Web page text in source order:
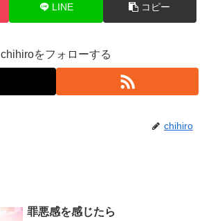
LINE コピー
chihiroをフォローする
chihiro
罪悪感を感じたら